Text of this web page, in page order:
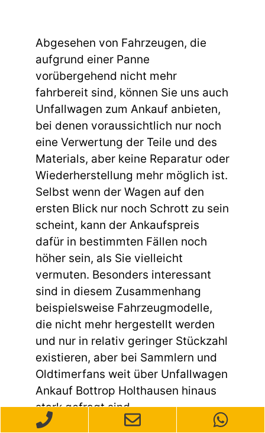
Abgesehen von Fahrzeugen, die
aufgrund einer Panne
vorübergehend nicht mehr
fahrbereit sind, können Sie uns auch
Unfallwagen zum Ankauf anbieten,
bei denen voraussichtlich nur noch
eine Verwertung der Teile und des
Materials, aber keine Reparatur oder
Wiederherstellung mehr möglich ist.
Selbst wenn der Wagen auf den
ersten Blick nur noch Schrott zu sein
scheint, kann der Ankaufspreis
dafür in bestimmten Fällen noch
höher sein, als Sie vielleicht
vermuten. Besonders interessant
sind in diesem Zusammenhang
beispielsweise Fahrzeugmodelle,
die nicht mehr hergestellt werden
und nur in relativ geringer Stückzahl
existieren, aber bei Sammlern und
Oldtimerfans weit über Unfallwagen
Ankauf Bottrop Holthausen hinaus
stark gefragt sind.